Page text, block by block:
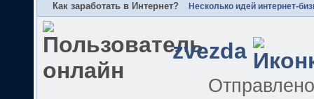
Как заработать в Интернет? Несколько идей интернет-
zvezda